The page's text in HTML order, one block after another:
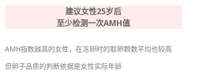
建议女性25岁后
至少检测一次AMH值
AMH指数越高的女性，在冻卵时的取卵颗数平均也较高
但卵子品质的判断依据是女性实际年龄